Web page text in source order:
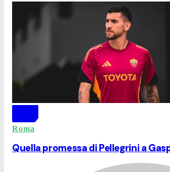
Roma
Quella promessa di Pellegrini a